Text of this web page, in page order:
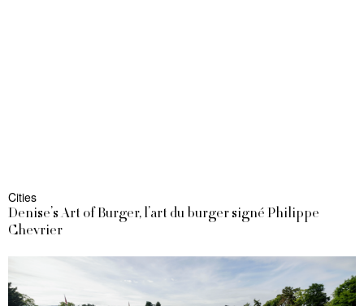
Cities
Denise’s Art of Burger, l’art du burger signé Philippe
Chevrier